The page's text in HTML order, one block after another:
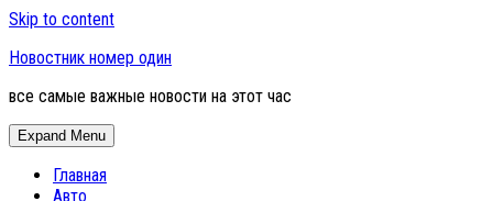
Skip to content
Новостник номер один
все самые важные новости на этот час
Expand Menu
Главная
Авто